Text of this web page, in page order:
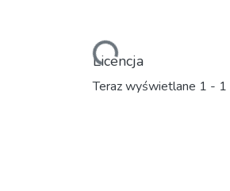
Ładowanie...
Licencja
Teraz wyświetlane 1 - 1